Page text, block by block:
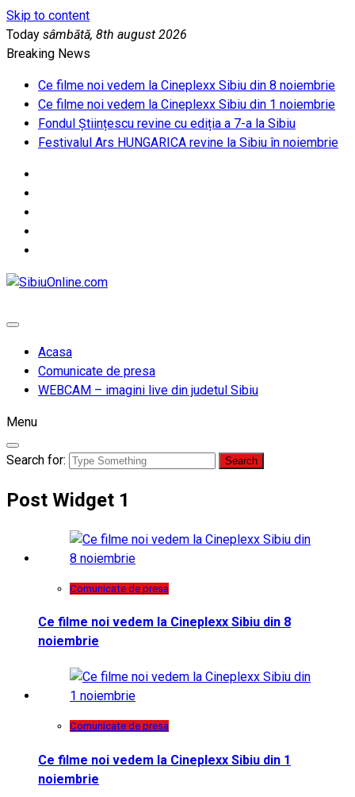
Skip to content
Today sâmbătă, 8th august 2026
Breaking News
Ce filme noi vedem la Cineplexx Sibiu din 8 noiembrie
Ce filme noi vedem la Cineplexx Sibiu din 1 noiembrie
Fondul Științescu revine cu ediția a 7-a la Sibiu
Festivalul Ars HUNGARICA revine la Sibiu în noiembrie
Acasa
Comunicate de presa
WEBCAM – imagini live din judetul Sibiu
Menu
Search for:
Post Widget 1
Comunicate de presa
Ce filme noi vedem la Cineplexx Sibiu din 8
noiembrie
Comunicate de presa
Ce filme noi vedem la Cineplexx Sibiu din 1
noiembrie